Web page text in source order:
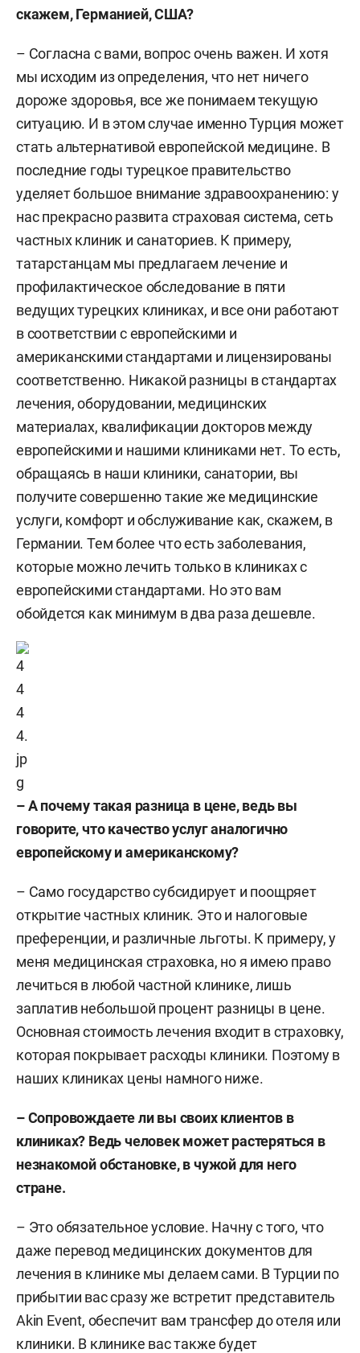
скажем, Германией, США?
– Согласна с вами, вопрос очень важен. И хотя
мы исходим из определения, что нет ничего
дороже здоровья, все же понимаем текущую
ситуацию. И в этом случае именно Турция может
стать альтернативой европейской медицине. В
последние годы турецкое правительство
уделяет большое внимание здравоохранению: у
нас прекрасно развита страховая система, сеть
частных клиник и санаториев. К примеру,
татарстанцам мы предлагаем лечение и
профилактическое обследование в пяти
ведущих турецких клиниках, и все они работают
в соответствии с европейскими и
американскими стандартами и лицензированы
соответственно. Никакой разницы в стандартах
лечения, оборудовании, медицинских
материалах, квалификации докторов между
европейскими и нашими клиниками нет. То есть,
обращаясь в наши клиники, санатории, вы
получите совершенно такие же медицинские
услуги, комфорт и обслуживание как, скажем, в
Германии. Тем более что есть заболевания,
которые можно лечить только в клиниках с
европейскими стандартами. Но это вам
обойдется как минимум в два раза дешевле.
– А почему такая разница в цене, ведь вы
говорите, что качество услуг аналогично
европейскому и американскому?
– Само государство субсидирует и поощряет
открытие частных клиник. Это и налоговые
преференции, и различные льготы. К примеру, у
меня медицинская страховка, но я имею право
лечиться в любой частной клинике, лишь
заплатив небольшой процент разницы в цене.
Основная стоимость лечения входит в страховку,
которая покрывает расходы клиники. Поэтому в
наших клиниках цены намного ниже.
– Сопровождаете ли вы своих клиентов в
клиниках? Ведь человек может растеряться в
незнакомой обстановке, в чужой для него
стране.
– Это обязательное условие. Начну с того, что
даже перевод медицинских документов для
лечения в клинике мы делаем сами. В Турции по
прибытии вас сразу же встретит представитель
Akin Event, обеспечит вам трансфер до отеля или
клиники. В клинике вас также будет